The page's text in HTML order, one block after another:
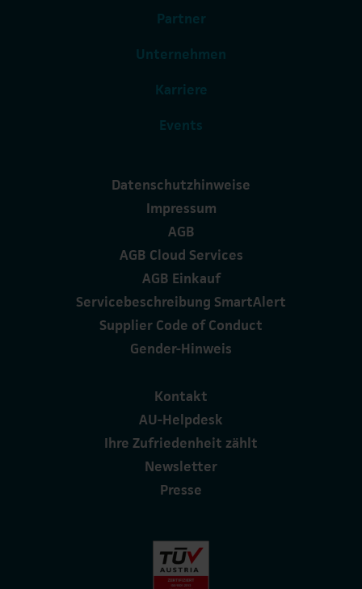
Partner
Unternehmen
Karriere
Events
Datenschutzhinweise
Impressum
AGB
AGB Cloud Services
AGB Einkauf
Servicebeschreibung SmartAlert
Supplier Code of Conduct
Gender-Hinweis
Kontakt
AU-Helpdesk
Ihre Zufriedenheit zählt
Newsletter
Presse